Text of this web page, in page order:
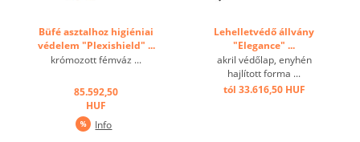
Büfé asztalhoz higiéniai
védelem "Plexishield" ...
krómozott fémváz ...
85.592,50
HUF
Info
Lehelletvédő állvány
"Elegance" ...
akril védőlap, enyhén
hajlított forma ...
tól 33.616,50 HUF